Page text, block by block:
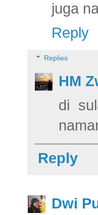
juga
Reply
Replies
HM
di
Reply
Dwi